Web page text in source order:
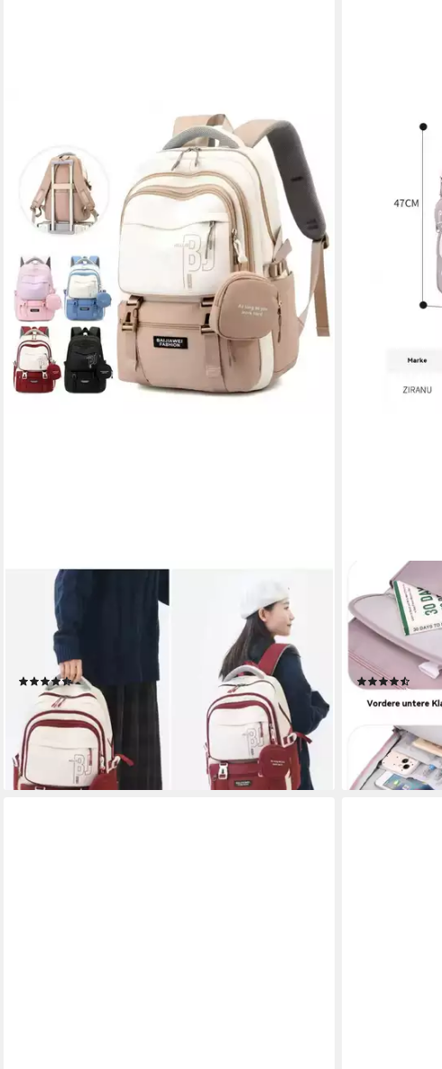
BLUSMART
Schulrucksack Jungen mädchen teenager
schultasche mit Geldbörse (Wasserdicht Rucksack,
1-tlg., Laptop tasche backpack), für Jungen und
Mädchen
(10)
46,99 € UVP69,99 €
-33%
lieferbar - in 3-4 Werktagen bei dir
BLUSMART
Schulrucksack
(Großes
Altersgruppen
58,99 € UVP
lieferbar - in 3-4